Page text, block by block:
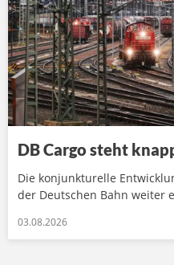
DB Cargo steht
Die konjunkturelle
der Deutschen Bahn weiter
03.08.2026